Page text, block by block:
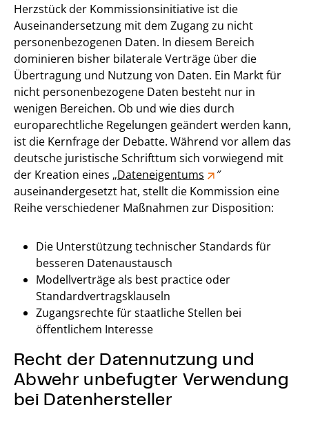
Herzstück der Kommissionsinitiative ist die
Auseinandersetzung mit dem Zugang zu nicht
personenbezogenen Daten. In diesem Bereich
dominieren bisher bilaterale Verträge über die
Übertragung und Nutzung von Daten. Ein Markt für
nicht personenbezogene Daten besteht nur in
wenigen Bereichen. Ob und wie dies durch
europarechtliche Regelungen geändert werden kann,
ist die Kernfrage der Debatte. Während vor allem das
deutsche juristische Schrifttum sich vorwiegend mit
der Kreation eines „Dateneigentums
″
auseinandergesetzt hat, stellt die Kommission eine
Reihe verschiedener Maßnahmen zur Disposition:
Die Unterstützung technischer Standards für
besseren Datenaustausch
Modellverträge als best practice oder
Standardvertragsklauseln
Zugangsrechte für staatliche Stellen bei
öffentlichem Interesse
Recht der Datennutzung und
Abwehr unbefugter Verwendung
bei Datenhersteller